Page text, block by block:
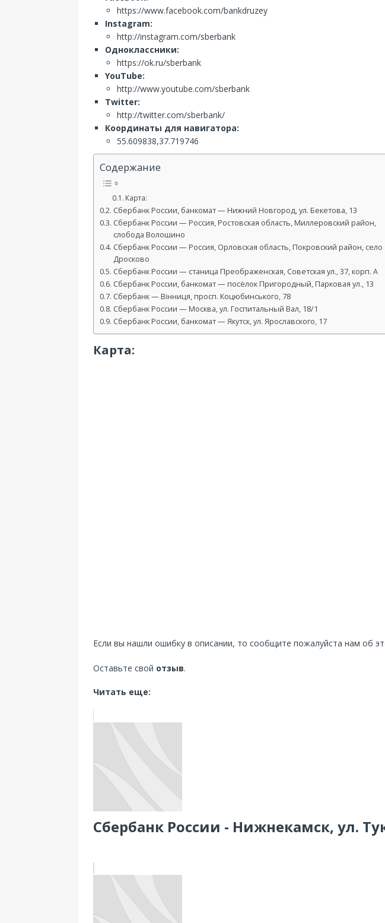
https://www.facebook.com/bankdruzey
Instagram:
http://instagram.com/sberbank
Одноклассники:
https://ok.ru/sberbank
YouTube:
http://www.youtube.com/sberbank
Twitter:
http://twitter.com/sberbank/
Координаты для навигатора:
55.609838,37.719746
Содержание
Карта:
Сбербанк России, банкомат — Нижний Новгород, ул. Бекетова, 13
Сбербанк России — Россия, Ростовская область, Миллеровский район,
слобода Волошино
Сбербанк России — Россия, Орловская область, Покровский район, село
Дросково
Сбербанк России — станица Преображенская, Советская ул., 37, корп. А
Сбербанк России, банкомат — посёлок Пригородный, Парковая ул., 13
Сбербанк — Вінниця, просп. Коцюбинського, 78
Сбербанк России — Москва, ул. Госпитальный Вал, 18/1
Сбербанк России, банкомат — Якутск, ул. Ярославского, 17
Карта:
Если вы нашли ошибку в описании, то сообщите пожалуйста нам об
Оставьте свой отзыв.
Читать еще:
Сбербанк России - Нижнекамск, ул.